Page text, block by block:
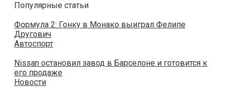
Популярные статьи
Формула 2: Гонку в Монако выиграл Фелипе
Другович
Автоспорт
Nissan остановил завод в Барселоне и готовится к
его продаже
Новости